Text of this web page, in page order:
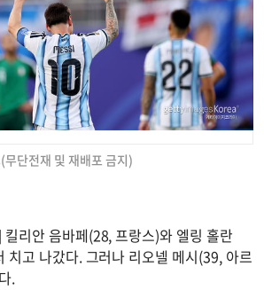
단전재 및 재배포 금지)
리안 음바페(28, 프랑스)와 엘링 홀란
치고 나갔다. 그러나 리오넬 메시(39, 아르
.